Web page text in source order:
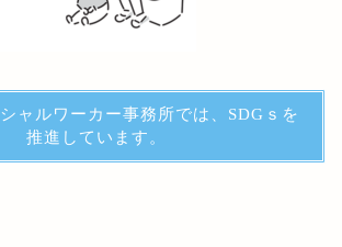
ャルワーカー事務所では、SDGｓを
推進しています。